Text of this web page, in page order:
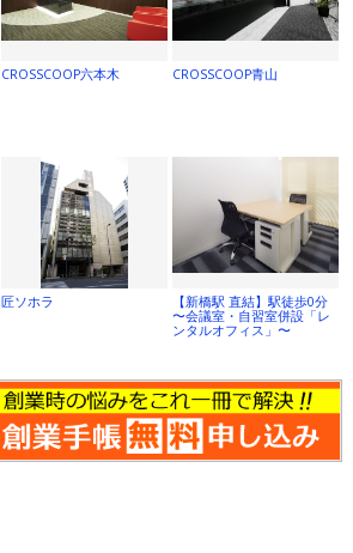
CROSSCOOP六本木 CROSSCOOP青山
匠ソホラ
【新橋駅 直結】駅徒歩0分
〜会議室・自習室併設「レ
ンタルオフィス」〜